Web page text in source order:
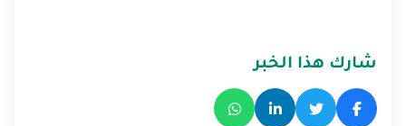
شارك هذا الخبر